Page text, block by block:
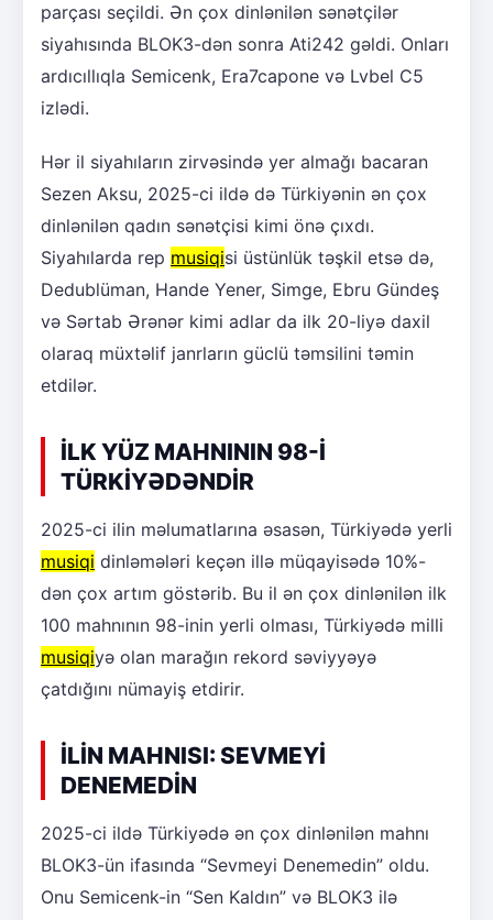
parçası seçildi. Ən çox dinlənilən sənətçilər
siyahısında BLOK3-dən sonra Ati242 gəldi. Onları
ardıcıllıqla Semicenk, Era7capone və Lvbel C5
izlədi.
Hər il siyahıların zirvəsində yer almağı bacaran
Sezen Aksu, 2025-ci ildə də Türkiyənin ən çox
dinlənilən qadın sənətçisi kimi önə çıxdı.
Siyahılarda rep musiqisi üstünlük təşkil etsə də,
Dedublüman, Hande Yener, Simge, Ebru Gündeş
və Sərtab Ərənər kimi adlar da ilk 20-liyə daxil
olaraq müxtəlif janrların güclü təmsilini təmin
etdilər.
İLK YÜZ MAHNININ 98-İ
TÜRKİYƏDƏNDİR
2025-ci ilin məlumatlarına əsasən, Türkiyədə yerli
musiqi dinləmələri keçən illə müqayisədə 10%-
dən çox artım göstərib. Bu il ən çox dinlənilən ilk
100 mahnının 98-inin yerli olması, Türkiyədə milli
musiqiyə olan marağın rekord səviyyəyə
çatdığını nümayiş etdirir.
İLİN MAHNISI: SEVMEYİ
DENEMEDİN
2025-ci ildə Türkiyədə ən çox dinlənilən mahnı
BLOK3-ün ifasında “Sevmeyi Denemedin” oldu.
Onu Semicenk-in “Sen Kaldın” və BLOK3 ilə